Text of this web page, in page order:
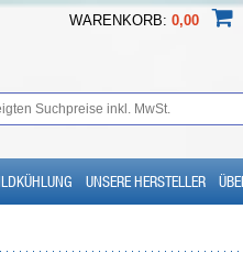
WARENKORB: 0,00
UNSERE HERSTELLER